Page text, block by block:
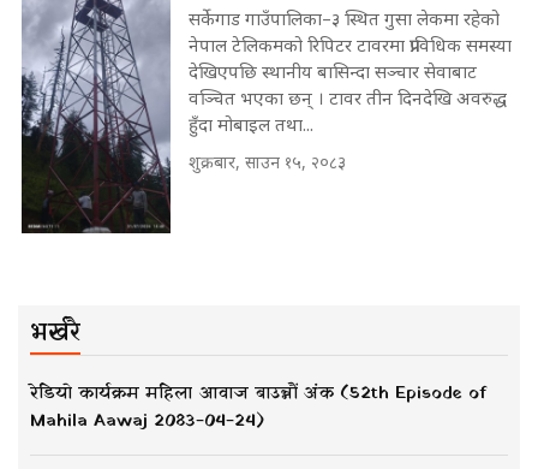
सर्केगाड गाउँपालिका–३ स्थित गुसा लेकमा रहेको
नेपाल टेलिकमको रिपिटर टावरमा प्राविधिक समस्या
देखिएपछि स्थानीय बासिन्दा सञ्चार सेवाबाट
वञ्चित भएका छन् । टावर तीन दिनदेखि अवरुद्ध
हुँदा मोबाइल तथा...
शुक्रबार, साउन १५, २०८३
भर्खरै
रेडियो कार्यक्रम महिला आवाज बाउन्नौं अंक (52th Episode of
Mahila Aawaj 2083-04-24)